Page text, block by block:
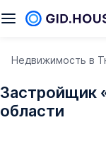
Недвижимость в
Застройщик
области